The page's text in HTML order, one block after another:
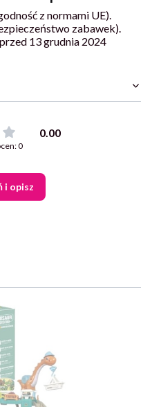
z normami UE).
zabawek).
13 grudnia 2024
0.00
0
i opisz